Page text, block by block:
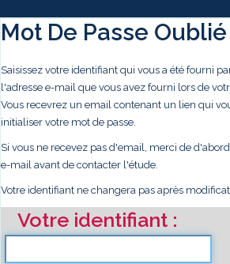
Mot De Passe Oublié
Saisissez votre identifiant qui vous a été fourni
l'adresse e-mail que vous avez fourni lors de
Vous recevrez un email contenant un lien qui
initialiser votre mot de passe.
Si vous ne recevez pas d'email, merci de
e-mail avant de contacter l'étude.
Votre identifiant ne changera pas après
Votre identifiant